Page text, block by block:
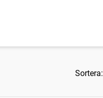
Sortera: